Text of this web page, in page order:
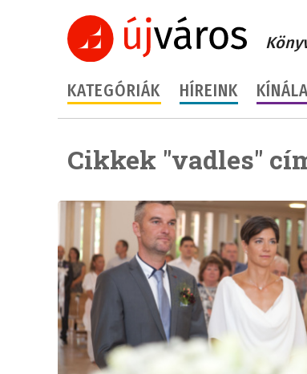
KATEGÓRIÁK HÍREINK
Cikkek "vadles"